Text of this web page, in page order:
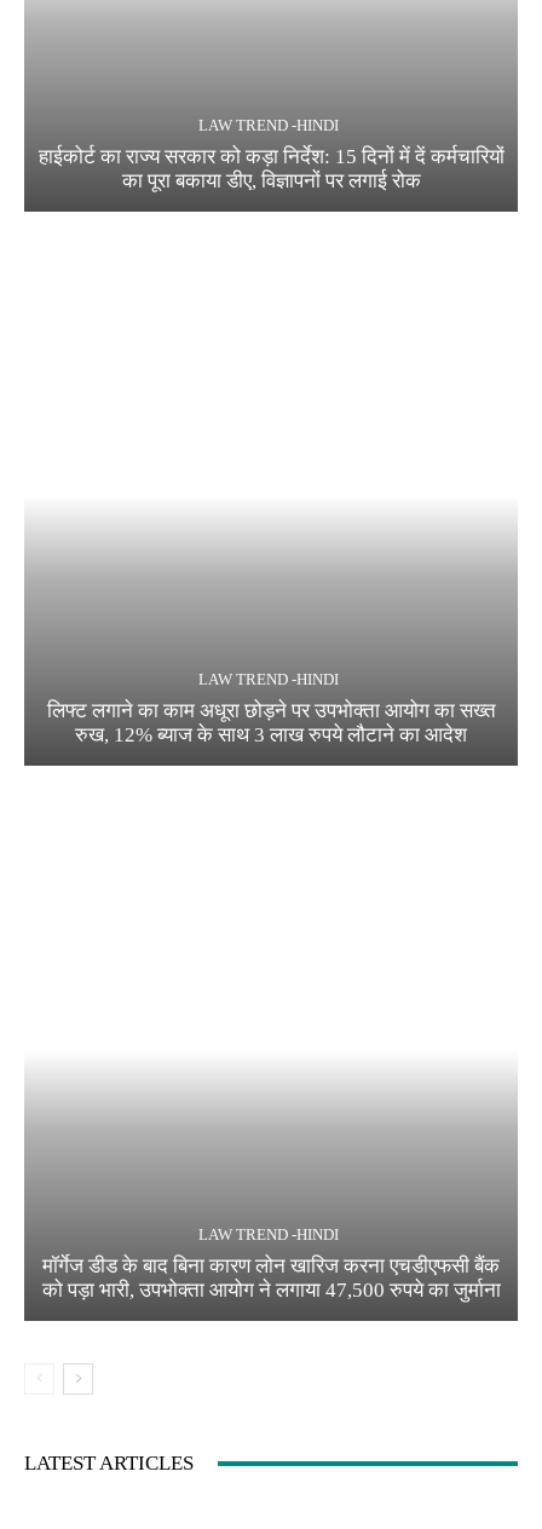
LAW TREND -HINDI
हाईकोर्ट का राज्य सरकार को कड़ा निर्देश: 15 दिनों में दें कर्मचारियों
का पूरा बकाया डीए, विज्ञापनों पर लगाई रोक
LAW TREND -HINDI
लिफ्ट लगाने का काम अधूरा छोड़ने पर उपभोक्ता आयोग का सख्त
रुख, 12% ब्याज के साथ 3 लाख रुपये लौटाने का आदेश
LAW TREND -HINDI
मॉर्गेज डीड के बाद बिना कारण लोन खारिज करना एचडीएफसी बैंक
को पड़ा भारी, उपभोक्ता आयोग ने लगाया 47,500 रुपये का जुर्माना
LATEST ARTICLES